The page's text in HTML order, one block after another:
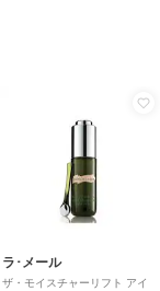
ラ･メール
ザ・モイスチャーリフト アイ